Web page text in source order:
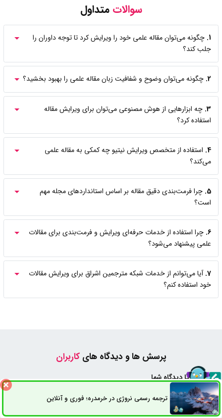
سوالاتمتداول
1. چگونه می‌توان مقاله علمی خود را ویرایش کرد تا توجه داوران را
جلب کند؟
2. چگونه می‌توان وضوح و شفافیت زبان مقاله علمی را بهبود بخشید؟
3. چه ابزارهایی از هوش مصنوعی می‌توان برای ویرایش مقاله
استفاده کرد؟
4. استفاده از متخصص ویرایش نیتیو چه کمکی به مقاله علمی
می‌کند؟
5. چرا فرمت‌بندی دقیق مقاله بر اساس استانداردهای مجله مهم
است؟
6. چرا استفاده از خدمات حرفه‌ای ویرایش و فرمت‌بندی برای مقالات
علمی پیشنهاد می‌شود؟
7. آیا می‌توانم از خدمات شبکه مترجمین اشراق برای ویرایش مقالات
خود استفاده کنم؟
پرسش ها و دیدگاه هایکاربران
سوال یا دیدگاه شما
نام
ترجمه رسمی نروژی در خرمدره؛ فوری و آنلاینثبت سفارش راه های ارتباطی